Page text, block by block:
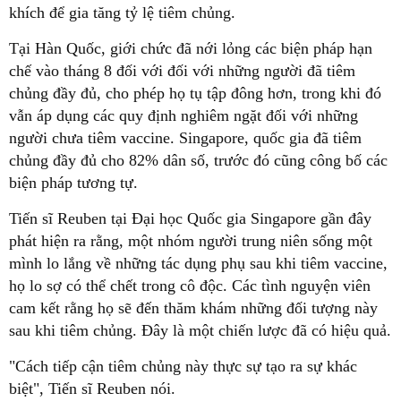
khích để gia tăng tỷ lệ tiêm chủng.
Tại Hàn Quốc, giới chức đã nới lỏng các biện pháp hạn
chế vào tháng 8 đối với đối với những người đã tiêm
chủng đầy đủ, cho phép họ tụ tập đông hơn, trong khi đó
vẫn áp dụng các quy định nghiêm ngặt đối với những
người chưa tiêm vaccine. Singapore, quốc gia đã tiêm
chủng đầy đủ cho 82% dân số, trước đó cũng công bố các
biện pháp tương tự.
Tiến sĩ Reuben tại Đại học Quốc gia Singapore gần đây
phát hiện ra rằng, một nhóm người trung niên sống một
mình lo lắng về những tác dụng phụ sau khi tiêm vaccine,
họ lo sợ có thể chết trong cô độc. Các tình nguyện viên
cam kết rằng họ sẽ đến thăm khám những đối tượng này
sau khi tiêm chủng. Đây là một chiến lược đã có hiệu quả.
"Cách tiếp cận tiêm chủng này thực sự tạo ra sự khác
biệt", Tiến sĩ Reuben nói.